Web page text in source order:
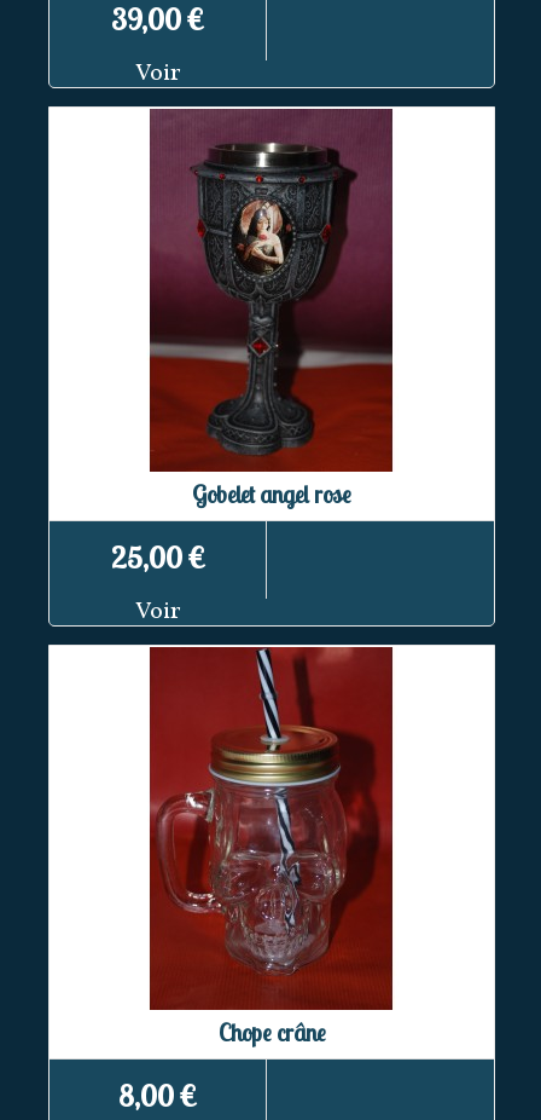
39,00 €
Voir
Gobelet angel rose
25,00 €
Voir
Chope crâne
8,00 €